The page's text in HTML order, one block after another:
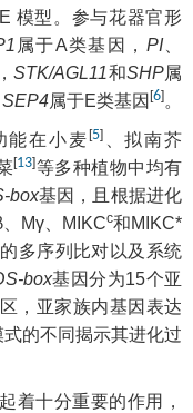
模型。参与花器官形
属于A类基因， PI、
STK/AGL11和SHP属
SEP4属于E类基因 [6]。
能在小麦[5]、拟南芥
[13]等多种植物中均有
box基因，且根据进化
Mγ、MIKCc和MIKC*
多序列比对以及系统
box基因分为15个亚
，亚家族内基因表达
的不同揭示其进化过
着十分重要的作用，